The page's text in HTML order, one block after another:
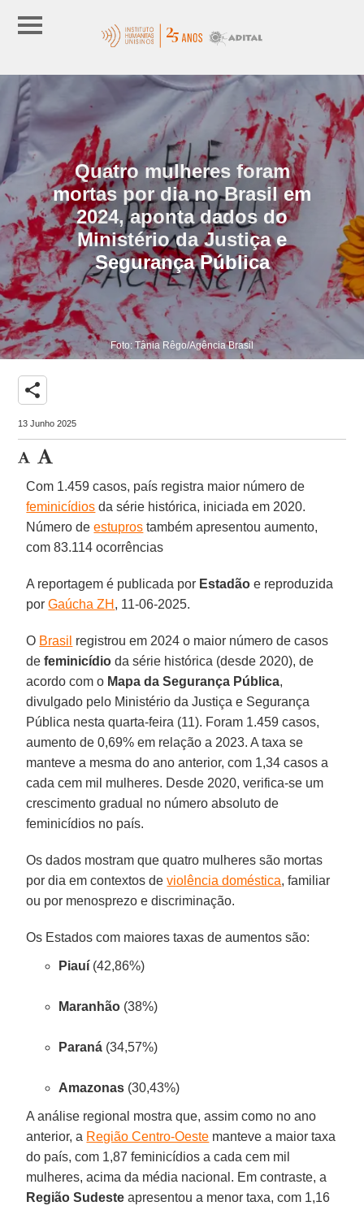
Quatro mulheres foram
mortas por dia no Brasil em
2024, aponta dados do
Ministério da Justiça e
Segurança Pública
Foto: Tânia Rêgo/Agência Brasil
share
13 Junho 2025
Com 1.459 casos, país registra maior número de
feminicídios da série histórica, iniciada em 2020.
Número deestupros também apresentou aumento,
com 83.114 ocorrências
A reportagem é publicada por Estadão e reproduzida
porGaúcha ZH , 11-06-2025.
O Brasil registrou em 2024 o maior número de casos
defeminicídio da série histórica (desde 2020), de
acordo com o Mapa da Segurança Pública,
divulgado pelo Ministério da Justiça e Segurança
Pública nesta quarta-feira (11). Foram 1.459 casos,
aumento de 0,69% em relação a 2023. A taxa se
manteve a mesma do ano anterior, com 1,34 casos a
cada cem mil mulheres. Desde 2020, verifica-se um
crescimento gradual no número absoluto de
feminicídios no país.
Os dados mostram que quatro mulheres são mortas
por dia em contextos deviolência doméstica, familiar
ou por menosprezo e discriminação.
Os Estados com maiores taxas de aumentos são:
Piauí (42,86%)
Maranhão (38%)
Paraná (34,57%)
Amazonas (30,43%)
A análise regional mostra que, assim como no ano
anterior, a Região Centro-Oeste manteve a maior taxa
do país, com 1,87 feminicídios a cada cem mil
mulheres, acima da média nacional. Em contraste, a
Região Sudeste apresentou a menor taxa, com 1,16